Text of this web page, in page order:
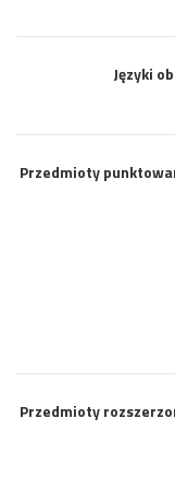
Języki
Przedmioty
Przedmioty